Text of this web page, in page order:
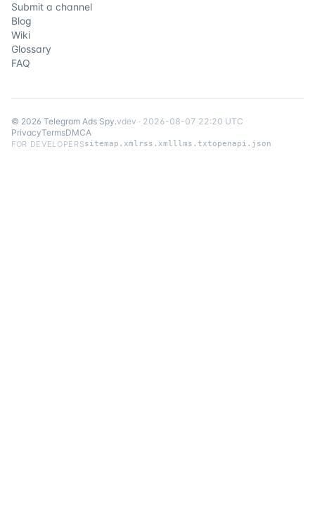
Submit a channel
Blog
Wiki
Glossary
FAQ
© 2026 Telegram Ads Spy.vdev · 2026-08-07 22:20 UTC
PrivacyTermsDMCA
FOR DEVELOPERSsitemap.xml rss.xml llms.txtopenapi.json